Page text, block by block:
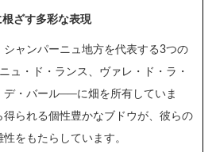
ざす多彩な表現
シャンパーニュ地方を代表する3つの
ュ・ド・ランス、ヴァレ・ド・ラ・
デ・バール──に畑を所有していま
られる個性豊かなブドウが、彼らの
をもたらしています。